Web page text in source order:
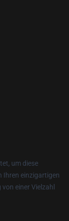
um diese
Ihren einzigartigen
einer Vielzahl